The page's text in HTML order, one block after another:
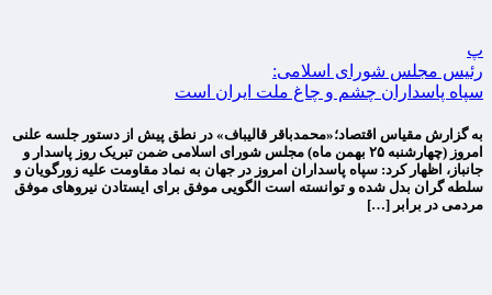
پ
رئیس مجلس شورای اسلامی:
سپاه پاسداران چشم و چاغ ملت ایران است
به گزارش مقیاس اقتصاد؛«محمدباقر قالیباف» در نطق پیش از دستور جلسه علنی
امروز (چهارشنبه ۲۵ بهمن ماه) مجلس شورای اسلامی ضمن تبریک روز پاسدار و
جانباز، اظهار کرد: سپاه پاسداران امروز در جهان به نماد مقاومت علیه زورگویان و
سلطه گران بدل شده و توانسته است الگویی موفق برای ایستادن نیروهای موفق
مردمی در برابر […]